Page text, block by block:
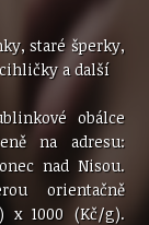
staré šperky,
a další
obálce
na adresu:
nad Nisou.
orientačně
x 1000 (Kč/g).